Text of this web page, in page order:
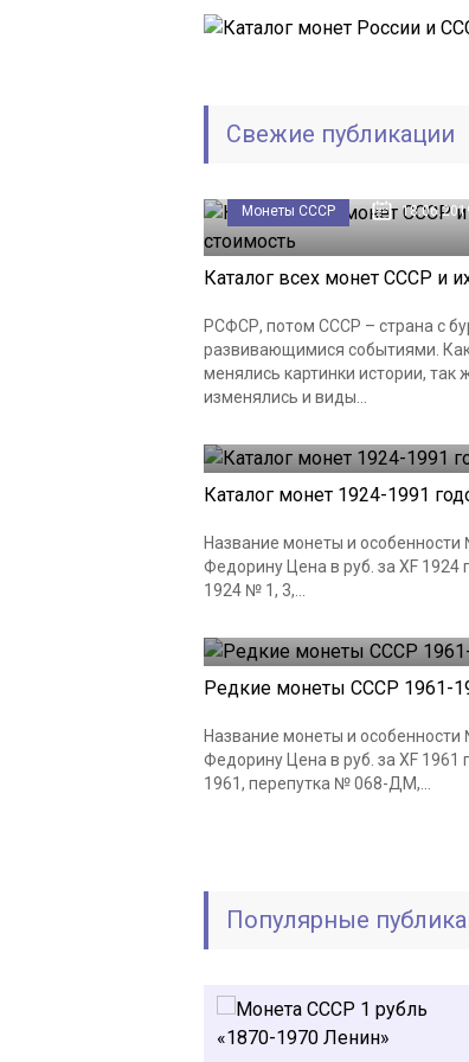
Свежие публикации
Монеты СССР
Каталог всех монет СССР и
РСФСР, потом СССР – страна с
развивающимися событиями.
менялись картинки истории, так
изменялись и виды...
Каталог монет 1924-1991
Название монеты и особенности
Федорину Цена в руб. за XF 1924
1924 № 1, 3,...
Редкие монеты СССР 1961-
Название монеты и особенности
Федорину Цена в руб. за XF 1961
1961, перепутка № 068-ДМ,...
Популярные